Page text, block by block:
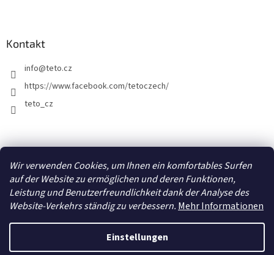
Wir verwenden Cookies, um Ihnen ein komfortables Surfen
auf der Website zu ermöglichen und deren Funktionen,
Leistung und Benutzerfreundlichkeit dank der Analyse des
Website-Verkehrs ständig zu verbessern. Mehr Informationen
Einstellungen
Kontakt
info@teto.cz
https://www.facebook.com/tetoczech/
teto_cz
Facebook
Erstellt von Shoptet